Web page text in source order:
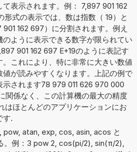
表示されます。例： 7,897 901 162
形式の表示では、数は指数（ 19）と
162 697）に分割されます。例え
のように表示できる数字が限られてい
901 162 697 E+19のように表記す
。これにより、特に非常に大きい数値
値が読みやすくなります。上記の例で
示されます78 979 011 626 970 000
関係なく、この計算機の最大の精度
はほとんどのアプリケーションにお
す.
pow, atan, exp, cos, asin, acos と
。例：3 pow 2, cos(pi/2), sin(π/2),